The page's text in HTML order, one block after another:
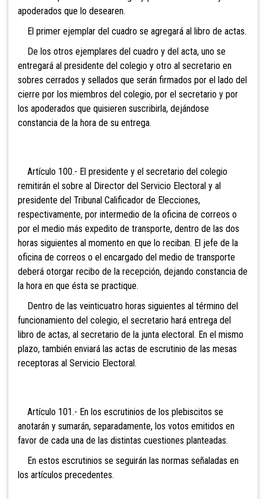
apoderados que lo desearen.
El primer ejemplar del cuadro se agregará al libro de actas.
De los otros ejempl ares del cuadro y del acta, uno se
entregará al presidente del colegio y otro al secretario en
sobres cerrados y sellados que serán firmados por el lado del
cierre por los miembros del colegio, por el secretario y por
los apoderados que quisieren suscribirla, dejándose
constancia de la hora de su entrega.
Artículo 100.- El presidente y el secretario del colegio
remitirán el sobre al Director del Servicio Electoral y al
presidente del Tribunal Calificador de Elecciones,
respectivamente, por intermedio de la oficina de correos o
por el medio más expedito de transporte, dentro de las dos
horas siguientes al momento en que lo reciban. El jefe de la
oficina de correos o el encargado del medio de transporte
deberá otorgar recibo de la recepción, dejando constancia de
la hora en que ésta se practique.
Dentro de las veinticuatro horas siguientes al término del
funcionamiento del colegio, el secretario hará entrega del
libro de actas, al secretario de la junta electoral. En el mismo
plazo, también enviará las actas de escrutinio de las mesas
receptoras al Servicio Electoral.
Artículo 101.- En los escrutinios de los plebiscitos se
anotarán y sumarán, separadamente, los votos emitidos en
favor de cada una de las distintas cuestiones planteadas.
En estos escrutinios se seguirán las normas señaladas en
los artículos precedentes.